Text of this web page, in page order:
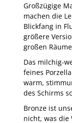
Großzügige
machen die
Blickfang in
größere
großen
Das milchig-
feines
warm,
des Schirms
Bronze ist
nicht, was die